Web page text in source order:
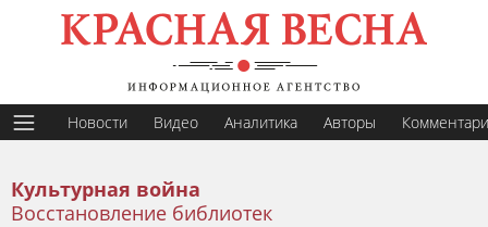
Новости Видео Аналитика Авторы
Культурная война
Восстановление библиотек